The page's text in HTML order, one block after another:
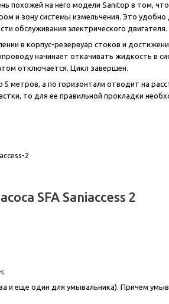
похожей на него модели Sanitop в том,
и зону системы измельчения. Это удобно
обслуживания электрического
в корпус-резервуар стоков и
начинает откачивать жидкость в
отключается. Цикл завершен.
метров, а по горизонтали отводит на
то для ее правильной прокладки
SFA Saniaccess 2
и еще один для умывальника). Причем